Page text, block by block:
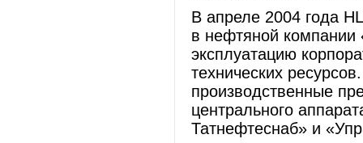
В апреле 2004 года
в нефтяной
эксплуатацию
технических
производственные
центрального
Татнефтеснаб» и